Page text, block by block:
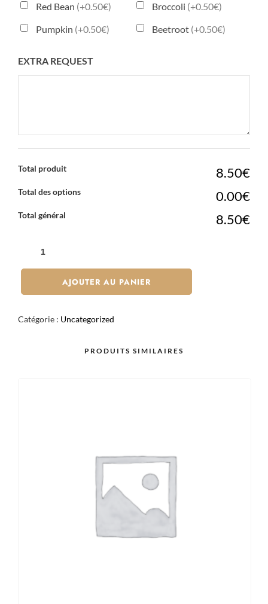
Red Bean (+0.50€) Broccoli (+0.50€)
Pumpkin (+0.50€) Beetroot (+0.50€)
EXTRA REQUEST
Total produit 8.50€
Total des options 0.00€
Total général 8.50€
THON
AVOCAT
AJOUTER AU PANIER
Catégorie : Uncategorized
PRODUITS SIMILAIRES